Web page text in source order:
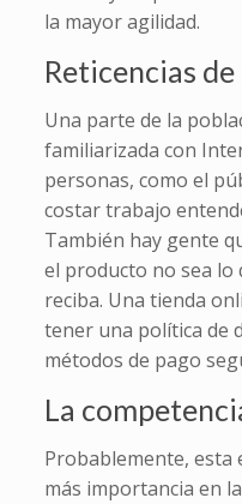
la mayor agilidad.
Reticencias
Una parte de la
familiarizada con
personas, como el
costar trabajo
También hay gente
el producto no sea lo
reciba. Una tienda
tener una política de
métodos de pago
La
Probablemente, esta
más importancia en